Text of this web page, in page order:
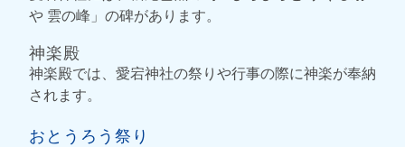
や 雲の峰」の碑があります。
神楽殿
神楽殿では、愛宕神社の祭りや行事の際に神楽が奉納
されます。
おとうろう祭り